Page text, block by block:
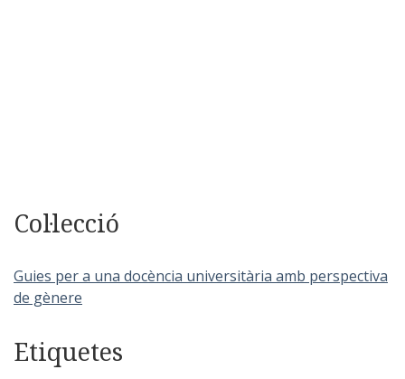
Col·lecció
Guies per a una docència universitària amb perspectiva
de gènere
Etiquetes